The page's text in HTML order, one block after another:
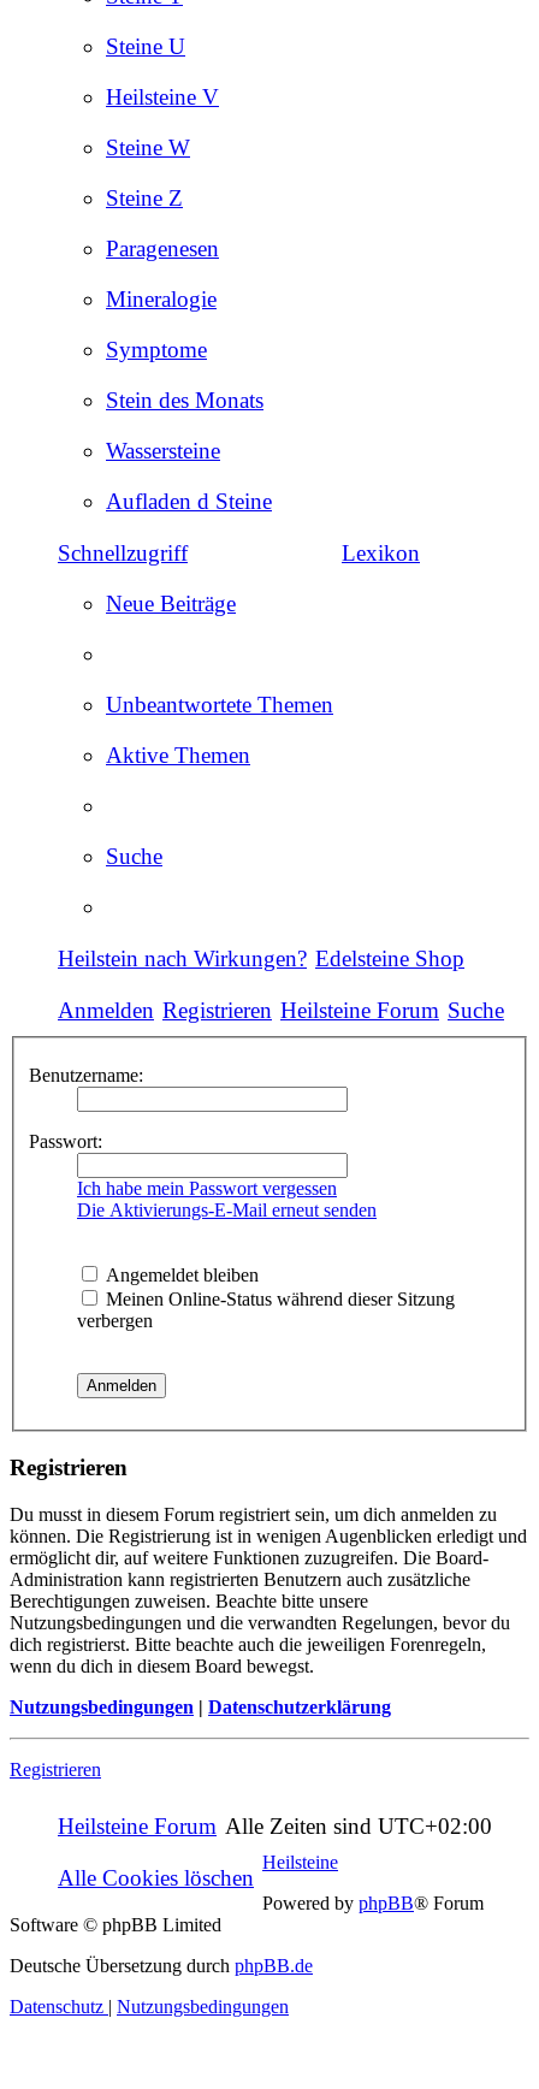
Steine U
Heilsteine V
Steine W
Steine Z
Paragenesen
Mineralogie
Symptome
Stein des Monats
Wassersteine
Aufladen d Steine
Schnellzugriff
Neue Beiträge
Unbeantwortete Themen
Aktive Themen
Suche
Lexikon
Heilstein nach Wirkungen? Edelsteine Shop
Anmelden Registrieren Heilsteine Forum Suche
Benutzername:
Passwort:
Ich habe mein Passwort vergessen
Die Aktivierungs-E-Mail erneut senden
Angemeldet bleiben
Meinen Online-Status während dieser Sitzung
verbergen
Registrieren
Du musst in diesem Forum registriert sein, um dich anmelden zu
können. Die Registrierung ist in wenigen Augenblicken erledigt und
ermöglicht dir, auf weitere Funktionen zuzugreifen. Die Board-
Administration kann registrierten Benutzern auch zusätzliche
Berechtigungen zuweisen. Beachte bitte unsere
Nutzungsbedingungen und die verwandten Regelungen, bevor du
dich registrierst. Bitte beachte auch die jeweiligen Forenregeln,
wenn du dich in diesem Board bewegst.
Nutzungsbedingungen | Datenschutzerklärung
Registrieren
Heilsteine Forum Alle Zeiten sind UTC+02:00
Alle Cookies löschen
Heilsteine
Powered by phpBB® Forum
Software © phpBB Limited
Deutsche Übersetzung durch phpBB.de
Datenschutz | Nutzungsbedingungen